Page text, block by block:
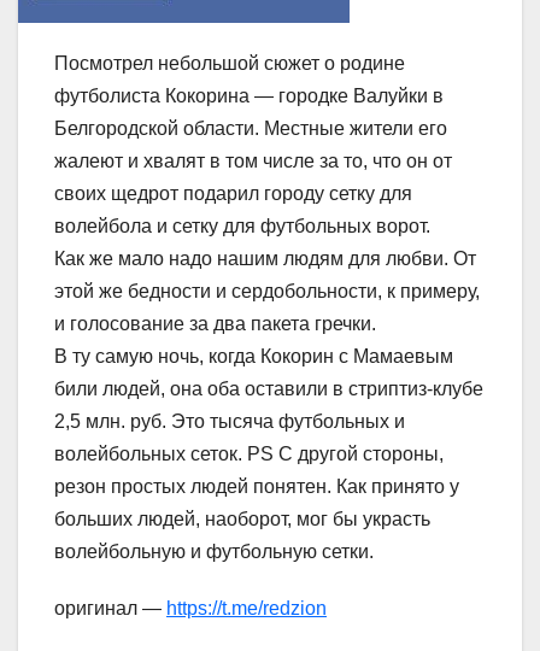
Посмотрел небольшой сюжет о родине
футболиста Кокорина — городке Валуйки в
Белгородской области. Местные жители его
жалеют и хвалят в том числе за то, что он от
своих щедрот подарил городу сетку для
волейбола и сетку для футбольных ворот.
Как же мало надо нашим людям для любви. От
этой же бедности и сердобольности, к примеру,
и голосование за два пакета гречки.
В ту самую ночь, когда Кокорин с Мамаевым
били людей, она оба оставили в стриптиз-клубе
2,5 млн. руб. Это тысяча футбольных и
волейбольных сеток. PS С другой стороны,
резон простых людей понятен. Как принято у
больших людей, наоборот, мог бы украсть
волейбольную и футбольную сетки.
оригинал — https://t.me/redzion